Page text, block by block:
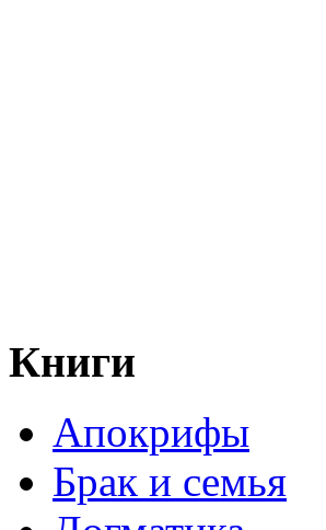
Книги
Апокрифы
Брак и семья